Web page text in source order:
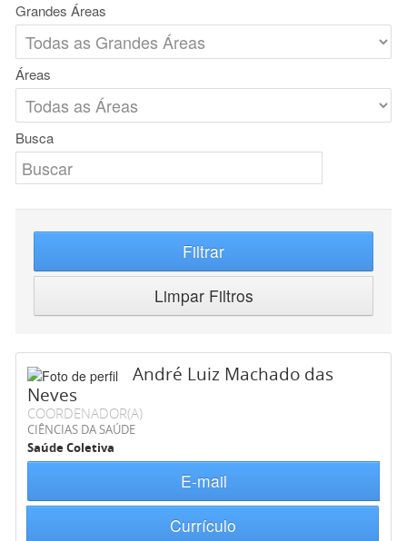
Grandes Áreas
Áreas
Busca
Filtrar
Limpar Filtros
André Luiz Machado das
Neves
COORDENADOR(A)
CIÊNCIAS DA SAÚDE
Saúde Coletiva
E-mail
Currículo